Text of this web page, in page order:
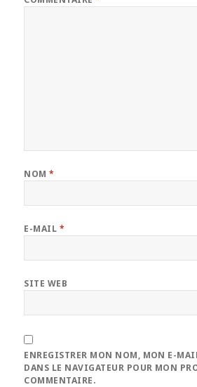
NOM*
E-MAIL *
SITE WEB
ENREGISTRER MON NOM, MON E-
DANS LE NAVIGATEUR POUR MON
COMMENTAIRE.